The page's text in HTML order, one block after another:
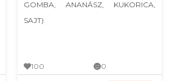
GOMBA, ANANÁSZ, KUKORICA,
SAJT)
100 0